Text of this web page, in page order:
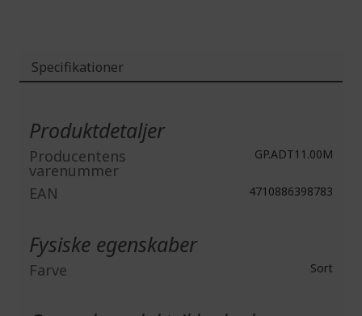
Specifikationer
Produktdetaljer
Producentens
varenummer
GP.ADT11.00M
EAN 4710886398783
Fysiske egenskaber
Farve Sort